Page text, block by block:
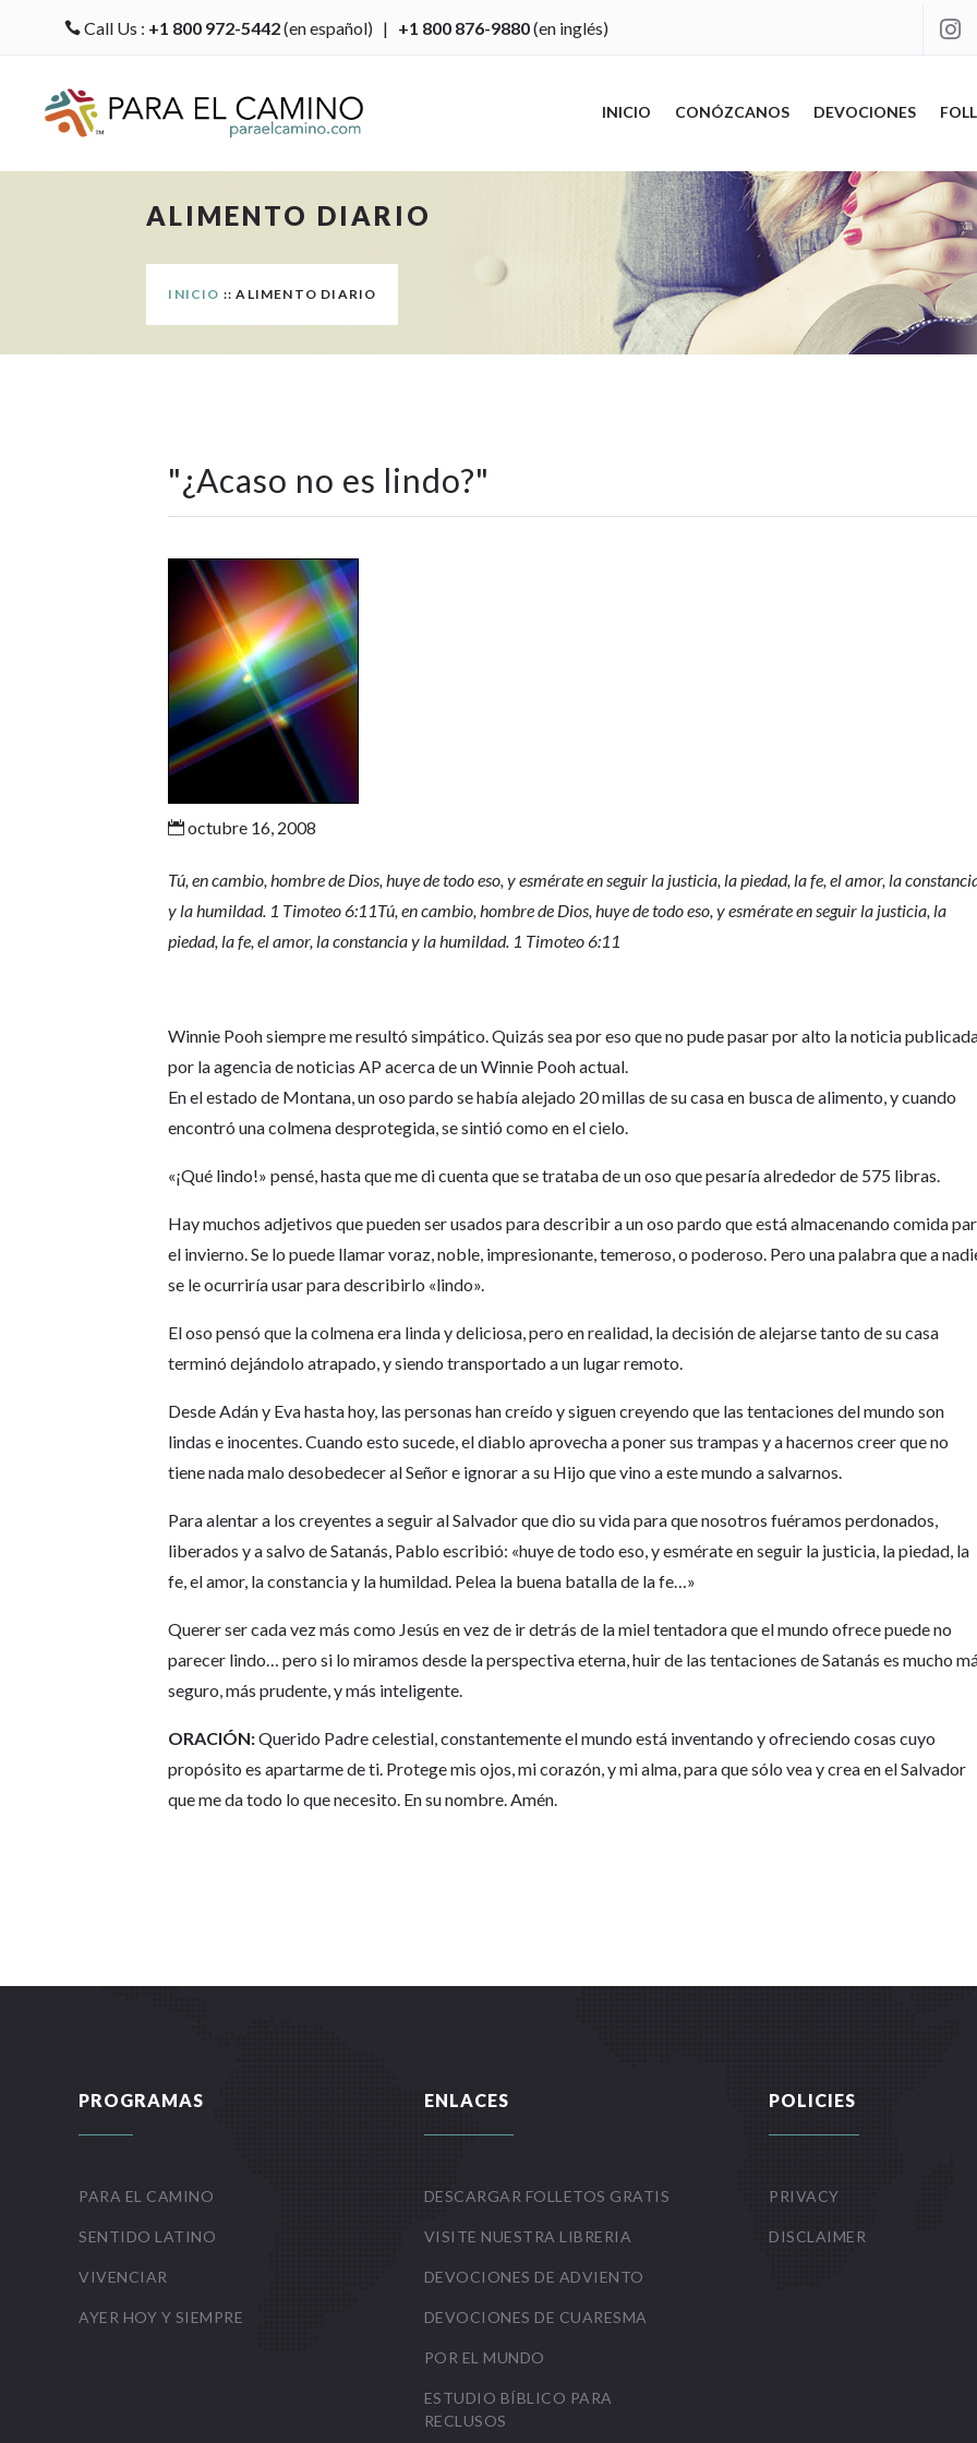
Call Us : +1 800 972-5442(en español) | +1 800 876-9880(en inglés) 
INICIO CONÓZCANOS DEVOCIONES
ALIMENTO DIARIO
INICIO :: ALIMENTO DIARIO
"¿Acaso no es lindo?"
 octubre 16, 2008
Tú, en cambio, hombre de Dios, huye de todo eso, y esmérate en seguir la justicia, la piedad, la fe, el amor, la
y la humildad. 1 Timoteo 6:11Tú, en cambio, hombre de Dios, huye de todo eso, y esmérate en seguir la justicia, la
piedad, la fe, el amor, la constancia y la humildad. 1 Timoteo 6:11
Winnie Pooh siempre me resultó simpático. Quizás sea por eso que no pude pasar por alto la noticia
por la agencia de noticias AP acerca de un Winnie Pooh actual.
En el estado de Montana, un oso pardo se había alejado 20 millas de su casa en busca de alimento, y cuando
encontró una colmena desprotegida, se sintió como en el cielo.
«¡Qué lindo!» pensé, hasta que me di cuenta que se trataba de un oso que pesaría alrededor de 575 libras.
Hay muchos adjetivos que pueden ser usados para describir a un oso pardo que está almacenando comida
el invierno. Se lo puede llamar voraz, noble, impresionante, temeroso, o poderoso. Pero una palabra que a
se le ocurriría usar para describirlo «lindo».
El oso pensó que la colmena era linda y deliciosa, pero en realidad, la decisión de alejarse tanto de su casa
terminó dejándolo atrapado, y siendo transportado a un lugar remoto.
Desde Adán y Eva hasta hoy, las personas han creído y siguen creyendo que las tentaciones del mundo son
lindas e inocentes. Cuando esto sucede, el diablo aprovecha a poner sus trampas y a hacernos creer que no
tiene nada malo desobedecer al Señor e ignorar a su Hijo que vino a este mundo a salvarnos.
Para alentar a los creyentes a seguir al Salvador que dio su vida para que nosotros fuéramos perdonados,
liberados y a salvo de Satanás, Pablo escribió: «huye de todo eso, y esmérate en seguir la justicia, la piedad, la
fe, el amor, la constancia y la humildad. Pelea la buena batalla de la fe…»
Querer ser cada vez más como Jesús en vez de ir detrás de la miel tentadora que el mundo ofrece puede no
parecer lindo… pero si lo miramos desde la perspectiva eterna, huir de las tentaciones de Satanás es mucho
seguro, más prudente, y más inteligente.
ORACIÓN:Querido Padre celestial, constantemente el mundo está inventando y ofreciendo cosas cuyo
propósito es apartarme de ti. Protege mis ojos, mi corazón, y mi alma, para que sólo vea y crea en el Salvador
que me da todo lo que necesito. En su nombre. Amén.
PROGRAMAS
PARA EL CAMINO
SENTIDO LATINO
VIVENCIAR
AYER HOY Y SIEMPRE
ENLACES
DESCARGAR FOLLETOS GRATIS
VISITE NUESTRA LIBRERIA
DEVOCIONES DE ADVIENTO
DEVOCIONES DE CUARESMA
POR EL MUNDO
ESTUDIO BÍBLICO PARA
RECLUSOS
POLICIES
PRIVACY
DISCLAIMER